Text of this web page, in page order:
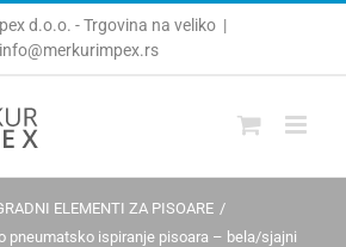
d.o.o. - Trgovina na veliko |
info@merkurimpex.rs
ELEMENTI ZA PISOARE
pneumatsko ispiranje pisoara – bela/sjajni